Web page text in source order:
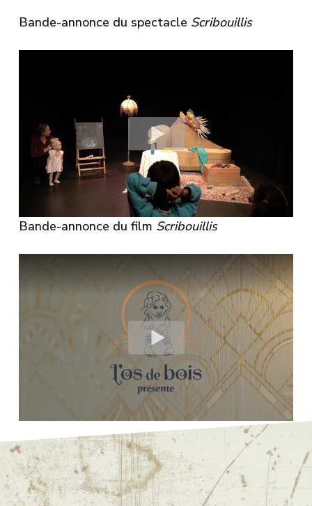
Bande-annonce du spectacle Scribouillis
Bande-annonce du film Scribouillis